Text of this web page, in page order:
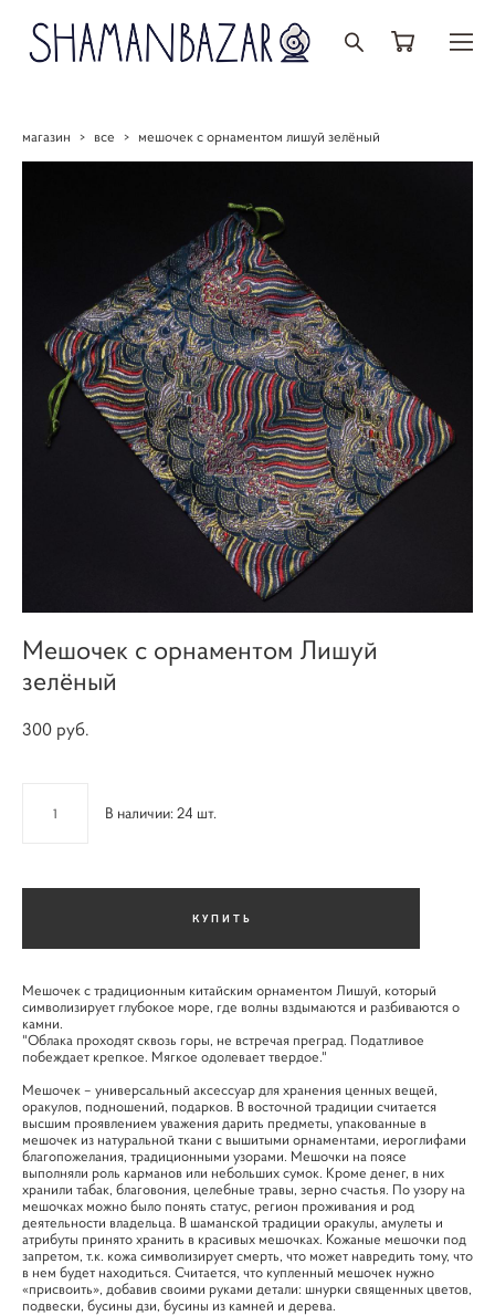
магазин > все > мешочек с орнаментом лишуй зелёный
Мешочек с орнаментом Лишуй
зелёный
300 pуб.
В наличии:24 шт.
КУПИТЬ
Мешочек с традиционным китайским орнаментом Лишуй, который
символизирует глубокое море, где волны вздымаются и разбиваются о
камни.
"Облака проходят сквозь горы, не встречая преград. Податливое
побеждает крепкое. Мягкое одолевает твердое."
Мешочек – универсальный аксессуар для хранения ценных вещей,
оракулов, подношений, подарков. В восточной традиции считается
высшим проявлением уважения дарить предметы, упакованные в
мешочек из натуральной ткани с вышитыми орнаментами, иероглифами
благопожелания, традиционными узорами. Мешочки на поясе
выполняли роль карманов или небольших сумок. Кроме денег, в них
хранили табак, благовония, целебные травы, зерно счастья. По узору на
мешочках можно было понять статус, регион проживания и род
деятельности владельца. В шаманской традиции оракулы, амулеты и
атрибуты принято хранить в красивых мешочках. Кожаные мешочки под
запретом, т.к. кожа символизирует смерть, что может навредить тому, что
в нем будет находиться. Считается, что купленный мешочек нужно
«присвоить», добавив своими руками детали: шнурки священных цветов,
подвески, бусины дзи, бусины из камней и дерева.